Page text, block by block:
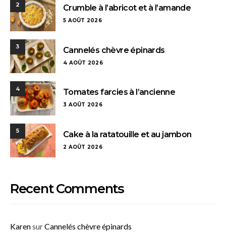
2 Crumble à l’abricot et à l’amande
5 AOÛT 2026
3 Cannelés chèvre épinards
4 AOÛT 2026
4 Tomates farcies à l’ancienne
3 AOÛT 2026
5 Cake à la ratatouille et au jambon
2 AOÛT 2026
Recent Comments
KarensurCannelés chèvre épinards